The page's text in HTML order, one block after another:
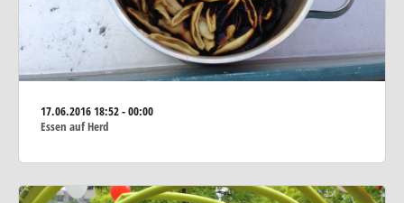
17.06.201618:52 - 00:00
Essen auf Herd